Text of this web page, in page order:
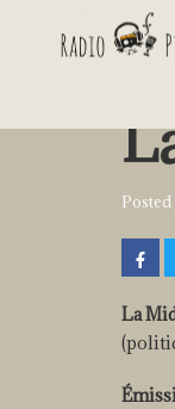
Posted
La